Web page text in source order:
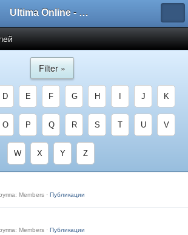
Ultima Online - Форум Русского сообщества игры
Filter »
D E F G H J K
O P Q R S T U V
W X Y Z
Members · Публикации
Members · Публикации